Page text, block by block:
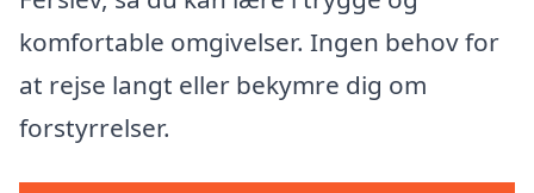
komfortable omgivelser. Ingen behov for
at rejse langt eller bekymre dig om
forstyrrelser.